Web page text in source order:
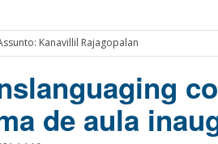
Kanavillil Rajagopalan
de aula